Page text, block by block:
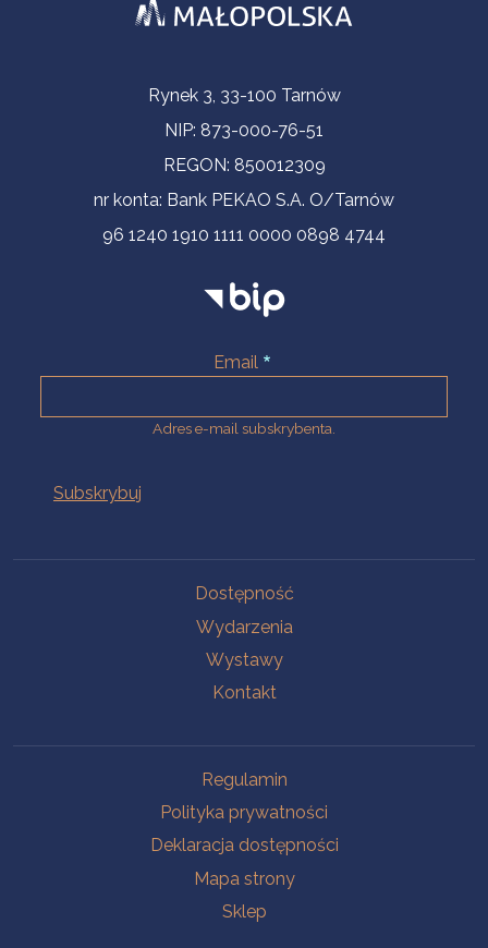
Informacje kontaktoweRynek 3, 33-100 Tarnów
NIP: 873-000-76-51
REGON: 850012309
nr konta: Bank PEKAO S.A. O/Tarnów
96 1240 1910 1111 0000 0898 4744
Email
Adres e-mail subskrybenta.
Dostępność
Wydarzenia
Wystawy
Kontakt
Regulamin
Polityka prywatności
Deklaracja dostępności
Mapa strony
Sklep